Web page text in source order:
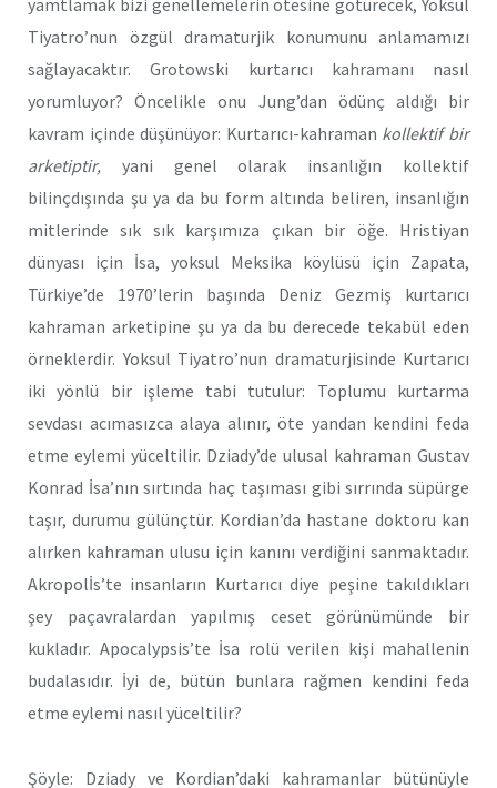
yamtlamak bizi genellemelerin ötesine götürecek, Yoksul
Tiyatro’nun özgül dramaturjik konumunu anlamamızı
sağlayacaktır. Grotowski kurtarıcı kahramanı nasıl
yorumluyor? Öncelikle onu Jung’dan ödünç aldığı bir
kavram içinde düşünüyor: Kurtarıcı-kahraman kollektif bir
arketiptir, yani genel olarak insanlığın kollektif
bilinçdışında şu ya da bu form altında beliren, insanlığın
mitlerinde sık sık karşımıza çıkan bir öğe. Hristiyan
dünyası için İsa, yoksul Meksika köylüsü için Zapata,
Türkiye’de 1970’lerin başında Deniz Gezmiş kurtarıcı
kahraman arketipine şu ya da bu derecede tekabül eden
örneklerdir. Yoksul Tiyatro’nun dramaturjisinde Kurtarıcı
iki yönlü bir işleme tabi tutulur: Toplumu kurtarma
sevdası acımasızca alaya alınır, öte yandan kendini feda
etme eylemi yüceltilir. Dziady’de ulusal kahraman Gustav
Konrad İsa’nın sırtında haç taşıması gibi sırrında süpürge
taşır, durumu gülünçtür. Kordian’da hastane doktoru kan
alırken kahraman ulusu için kanını verdiğini sanmaktadır.
Akropolİs’te insanların Kurtarıcı diye peşine takıldıkları
şey paçavralardan yapılmış ceset görünümünde bir
kukladır. Apocalypsis’te İsa rolü verilen kişi mahallenin
budalasıdır. İyi de, bütün bunlara rağmen kendini feda
etme eylemi nasıl yüceltilir?
Şöyle: Dziady ve Kordian’daki kahramanlar bütünüyle